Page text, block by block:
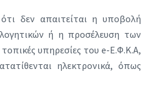
ότι δεν απαιτείται η υποβολή
ή η προσέλευση των
υπηρεσίες του e-Ε.Φ.Κ.Α,
ηλεκτρονικά, όπως